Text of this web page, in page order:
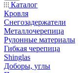
Каталог
Кровля
Снегозадержатели
Металлочерепица
Рулонные материалы
Гибкая черепица
Shinglas
Доборы, углы